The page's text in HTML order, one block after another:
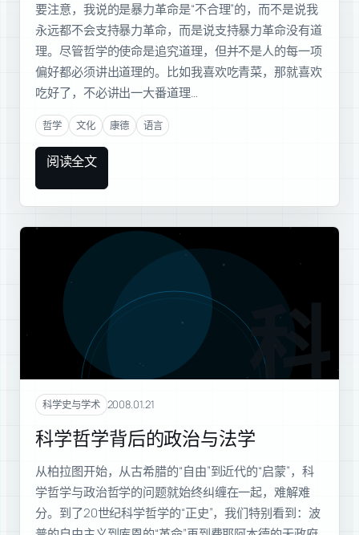
要注意，我说的是暴力革命是“不合理”的，而不是说我
永远都不会支持暴力革命，而是说支持暴力革命没有道
理。尽管哲学的使命是追究道理，但并不是人的每一项
偏好都必须讲出道理的。比如我喜欢吃青菜，那就喜欢
吃好了，不必讲出一大番道理…
哲学 文化 康德 语言
阅读全文
科学
科学史与学术 2008.01.21
科学哲学背后的政治与法学
从柏拉图开始，从古希腊的“自由”到近代的“启蒙”，科
学哲学与政治哲学的问题就始终纠缠在一起，难解难
分。到了20世纪科学哲学的“正史”，我们特别看到：波